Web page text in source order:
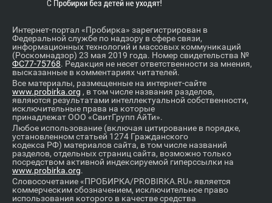
Интернет-портал «Пробирка» зарегистрирован в
Федеральной службе по надзору в сфере связи,
информационных технологий и массовых коммуникаций
(Роскомнадзор) 23 мая 2019 года. Номер свидетельства №
ФС77-75768. Редакция не несет ответственности за мнения,
высказанные в комментариях читателей.
Все материалы, размещенные на интернет-сайте
www.probirka.org , в том числе названия разделов,
являются результатами интеллектуальной собственности,
исключительные права на которые
принадлежат ООО «СвитГрупп АйТи».
Любое использование (включая цитирование в порядке,
установленном статьей 1274 Гражданского
кодекса РФ) материалов сайта, в том числе названий
разделов, отдельных страниц сайта, возможно только
посредством активной индексируемой гиперссылки на
www.probirka.org.
Словосочетание «ПРОБИРКА/PROBIRKA.RU» является
коммерческим обозначением, исключительное право
использования которого в качестве средства